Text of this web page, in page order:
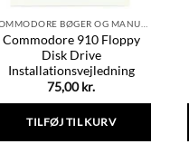
Commodore 910 Floppy
Disk Drive
Installationsvejledning
75,00kr.
TILFØJ TIL KURV